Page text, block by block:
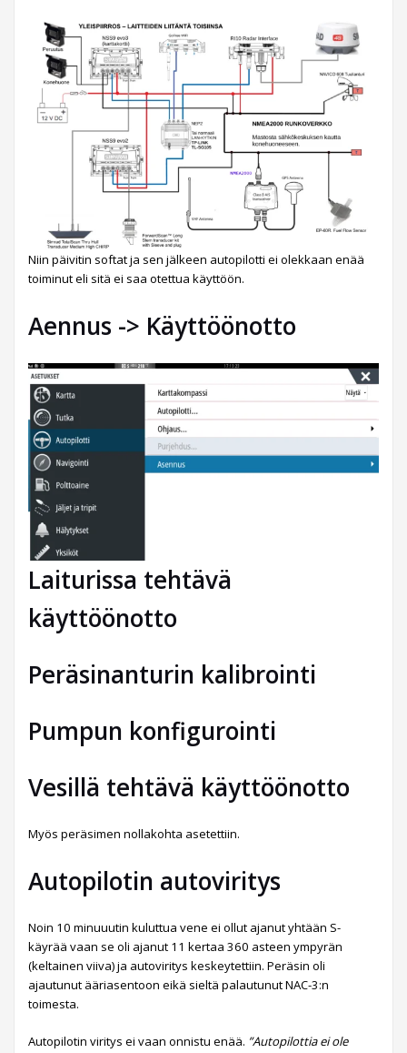
Niin päivitin softat ja sen jälkeen autopilotti ei olekkaan enää
toiminut eli sitä ei saa otettua käyttöön.
Aennus -> Käyttöönotto
Laiturissa tehtävä
käyttöönotto
Peräsinanturin kalibrointi
Pumpun konfigurointi
Vesillä tehtävä käyttöönotto
Myös peräsimen nollakohta asetettiin.
Autopilotin autoviritys
Noin 10 minuuutin kuluttua vene ei ollut ajanut yhtään S-
käyrää vaan se oli ajanut 11 kertaa 360 asteen ympyrän
(keltainen viiva) ja autoviritys keskeytettiin. Peräsin oli
ajautunut ääriasentoon eikä sieltä palautunut NAC-3:n
toimesta.
Autopilotin viritys ei vaan onnistu enää. ”Autopilottia ei ole